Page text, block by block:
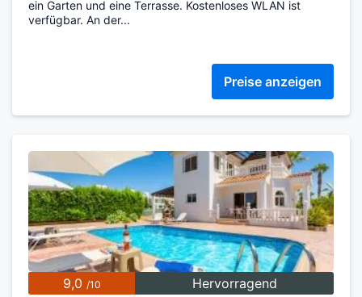
ein Garten und eine Terrasse. Kostenloses WLAN ist
verfügbar. An der...
Preise anzeigen
9,0 /10 Hervorragend